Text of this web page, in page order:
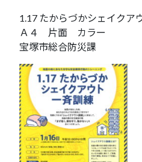
1.17 たからづかシェイクア
Ａ４ 片面 カラー
宝塚市総合防災課